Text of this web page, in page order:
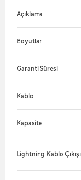
Açıklama
Boyutlar
Garanti Süresi
Kablo
Kapasite
Lightning Kablo Çıkışı